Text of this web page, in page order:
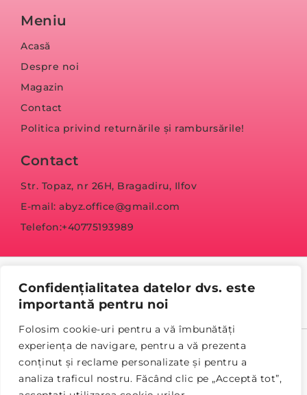
Confidențialitatea datelor dvs. este
importantă pentru noi
Folosim cookie-uri pentru a vă îmbunătăți
experiența de navigare, pentru a vă prezenta
conținut și reclame personalizate și pentru a
analiza traficul nostru. Făcând clic pe „Acceptă tot”,
Meniu
Acasă
Despre noi
Magazin
Contact
Politica privind returnările și rambursările!
Contact
Str. Topaz, nr 26H, Bragadiru, Ilfov
E-mail: abyz.office@gmail.com
Telefon:+40775193989
© Copyright 2023 abyz.ro
Politica de confidențialitateTermeni și condiții